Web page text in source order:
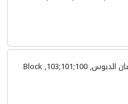
غزيل سعد الهملان والدة مبارك وسلمان الدبوس, 100;101;103, Block